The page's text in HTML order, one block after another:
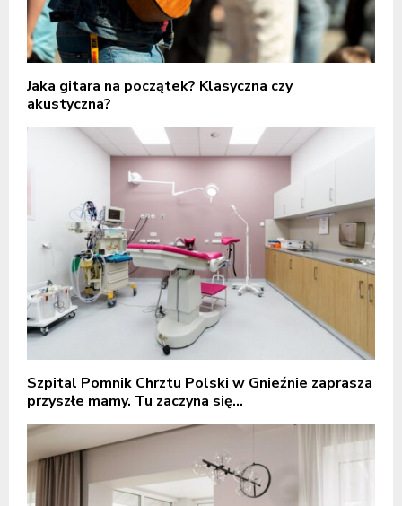
Jaka gitara na początek? Klasyczna czy
akustyczna?
Szpital Pomnik Chrztu Polski w Gnieźnie zaprasza
przyszłe mamy. Tu zaczyna się...